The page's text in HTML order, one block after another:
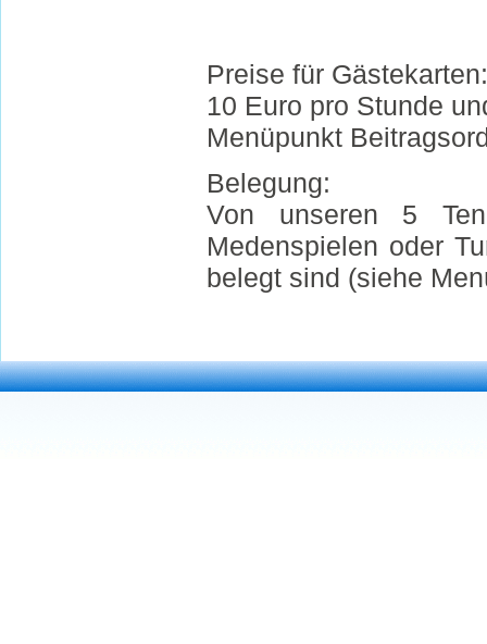
Preise für Gästekarten:
10 Euro pro Stunde
Menüpunkt
Belegung:
Von unseren 5
Medenspielen oder
belegt sind (siehe